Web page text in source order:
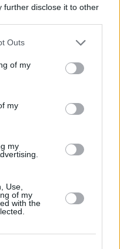
further disclose it to other
Outs
of my
my
my
Use,
of my
with the
Portátiles: Los
precio
está en constante evolución
modelos y tendencias. En